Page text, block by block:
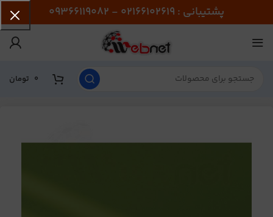
پشتیبانی : 02166102619 - 09366119082
0 تومان